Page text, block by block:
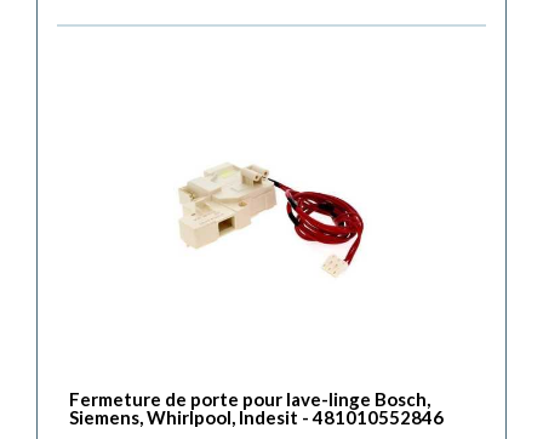
Fermeture de porte pour lave-linge Bosch,
Siemens, Whirlpool, Indesit - 481010552846